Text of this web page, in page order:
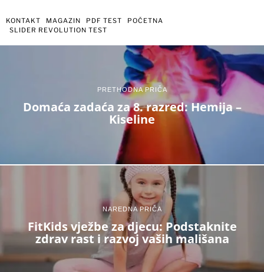
KONTAKT MAGAZIN PDF TEST
POČETNA
SLIDER REVOLUTION TEST
PRETHODNA PRIČA
Domaća zadaća za 8. razred: Hemija –
Kiseline
NAREDNA PRIČA
FitKids vježbe za djecu: Podstaknite
zdrav rast i razvoj vaših mališana